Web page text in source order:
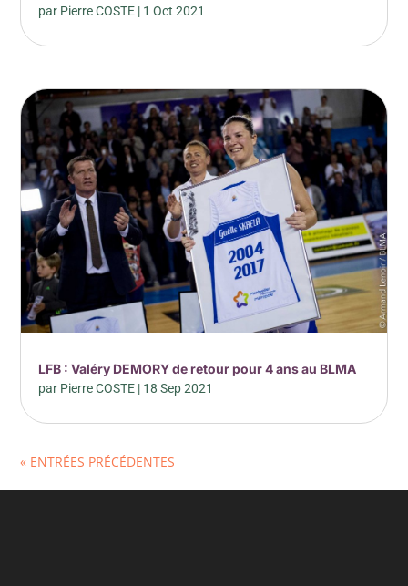
par Pierre COSTE | 1 Oct 2021
LFB : Valéry DEMORY de retour pour 4 ans au BLMA
par Pierre COSTE | 18 Sep 2021
« ENTRÉES PRÉCÉDENTES